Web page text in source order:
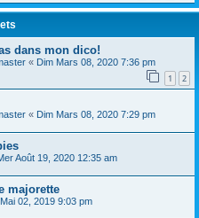
dans mon dico!
« Dim Mars 08, 2020 7:36 pm
1 2
« Dim Mars 08, 2020 7:29 pm
Août 19, 2020 12:35 am
majorette
02, 2019 9:03 pm